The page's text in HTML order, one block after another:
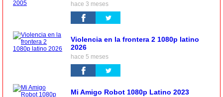
hace 3 meses
Violencia en la frontera 2 1080p latino
2026
hace 5 meses
Mi Amigo Robot 1080p Latino 2023